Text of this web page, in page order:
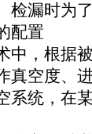
检漏时为
配置
中，根据
真空度、
系统，在